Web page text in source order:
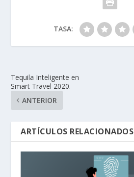
TASA:
Tequila Inteligente en
Smart Travel 2020.
ANTERIOR
ARTÍCULOS RELACIONADOS